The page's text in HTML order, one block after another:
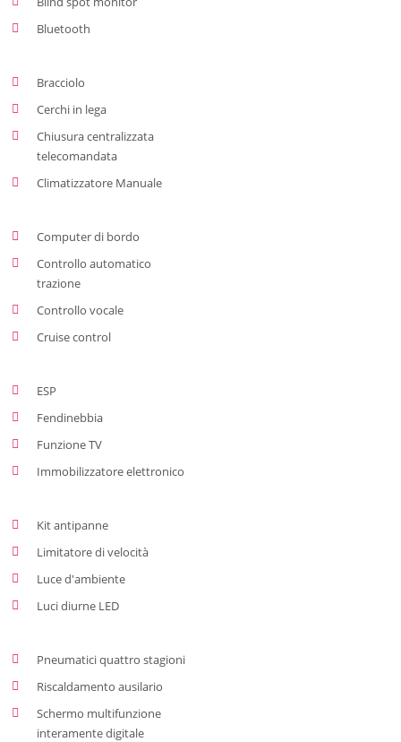
Bluetooth
Bracciolo
Cerchi in lega
Chiusura centralizzata
telecomandata
Climatizzatore Manuale
Computer di bordo
Controllo automatico
trazione
Controllo vocale
Cruise control
ESP
Fendinebbia
Funzione TV
Immobilizzatore elettronico
Kit antipanne
Limitatore di velocità
Luce d'ambiente
Luci diurne LED
Pneumatici quattro stagioni
Riscaldamento ausilario
Schermo multifunzione
interamente digitale